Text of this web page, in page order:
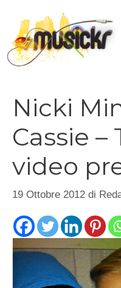
contenuto
Nicki
Cassie –
video
19 Ottobre 2012 di